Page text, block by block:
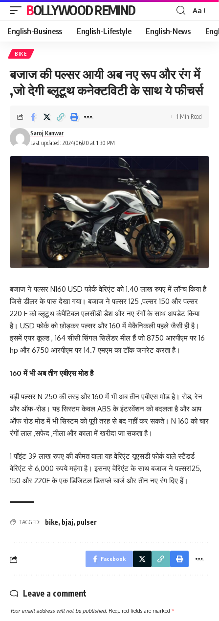
BOLLYWOOD REMIND
Font
Resizer
Aa
English-Business English-Lifestyle English-News
BIKE
बजाज की पल्सर आयी अब नए रूप और रंग में
,जो देगी ब्लूटूथ कनेक्टविटी के साथ ये फीचर्स
Last updated: 2024/06/20 at 1:30 PM
Saroj Kanwar
1 Min Read
बजाज ने पल्सर N160 USD फोर्क वेरिएंट को 1.40 लाख रुपए में लॉन्च किया है
जिसे डीलर के पास देखा गया। बजाज ने पल्सर 125 ,पल्सर 150 और पल्सर
220 F को ब्लूटूथ कंपैटिबल एलसीडी डैश और नए रंगों के साथ अपडेट किया
है। USD फोर्क को छोड़कर पल्सर और 160 में मेकैनिकली पहले जैसी ही है।
इसमें एयर कूल्ड , 164 सीसी सिंगल सिलेंडर मील हैं जो 8750 आरपीएम पर 16
hp और 6750 आरपीएम पर 14.7 एमएम का टॉक जनरेट करता है।
160 में भी अब तीन एबीएस मोड है
बड़ी पल्सर N 250 की तरह और 160 में भी अब तीन एबीएस मोड है। रोड, रेन
और ऑफ-रोड। यह सिस्टम केवल ABS के इंटरवेंशन को बदलता है और आप
ऑफ रोड मोड में भी सिस्टम को पूरी तरह से बंद नहीं कर सकते। N 160 को चार
रंगों लाल ,सफेद ,नीला और काला में खरीदा जा सकता है।
1 पॉइंट 39 लाख रुपए की कीमत वाला यह वेरिएंट यूएसडी फोर्क वाले स्टैंडर्ड
वेरिएंट से 6,000 रुपये महंगा है। इसनए वेरिएंट के साथ बजाज ने पल्सर125,
150 और 220F के एक डिजिटल डिसप्ले चार्ज और तीन नए रंग दिए हैं।
TAGGED: bike, bjaj, pulser
Facebook
Leave a comment
Your email address will not be published. Required fields are marked *